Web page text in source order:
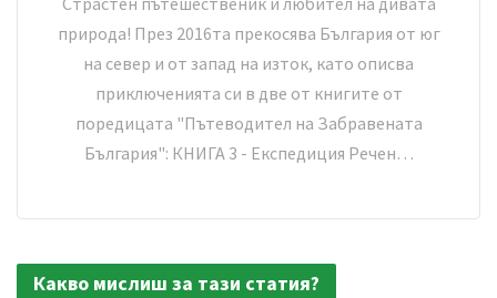
природа! През 2016та прекосява България от юг
на север и от запад на изток, като описва
приключенията си в две от книгите от
поредицата "Пътеводител на Забравената
България": КНИГА 3 - Експедиция Речен…
Какво мислиш за тази статия?